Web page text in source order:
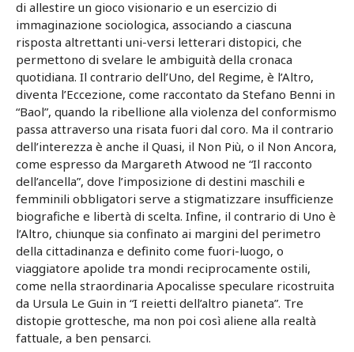
di allestire un gioco visionario e un esercizio di
immaginazione sociologica, associando a ciascuna
risposta altrettanti uni-versi letterari distopici, che
permettono di svelare le ambiguità della cronaca
quotidiana. Il contrario dell’Uno, del Regime, è l’Altro,
diventa l’Eccezione, come raccontato da Stefano Benni in
“Baol”, quando la ribellione alla violenza del conformismo
passa attraverso una risata fuori dal coro. Ma il contrario
dell’interezza è anche il Quasi, il Non Più, o il Non Ancora,
come espresso da Margareth Atwood ne “Il racconto
dell’ancella”, dove l’imposizione di destini maschili e
femminili obbligatori serve a stigmatizzare insufficienze
biografiche e libertà di scelta. Infine, il contrario di Uno è
l’Altro, chiunque sia confinato ai margini del perimetro
della cittadinanza e definito come fuori-luogo, o
viaggiatore apolide tra mondi reciprocamente ostili,
come nella straordinaria Apocalisse speculare ricostruita
da Ursula Le Guin in “I reietti dell’altro pianeta”. Tre
distopie grottesche, ma non poi così aliene alla realtà
fattuale, a ben pensarci.